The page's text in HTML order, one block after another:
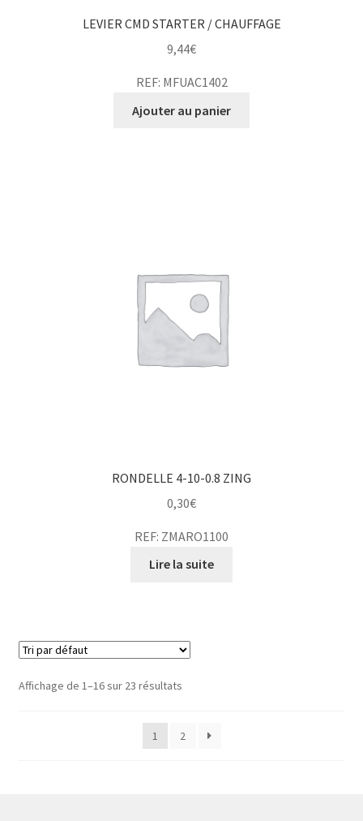
LEVIER CMD STARTER / CHAUFFAGE
9,44€
REF: MFUAC1402
Ajouter au panier
RONDELLE 4-10-0.8 ZING
0,30€
REF: ZMARO1100
Lire la suite
Affichage de 1–16 sur 23 résultats
1 2